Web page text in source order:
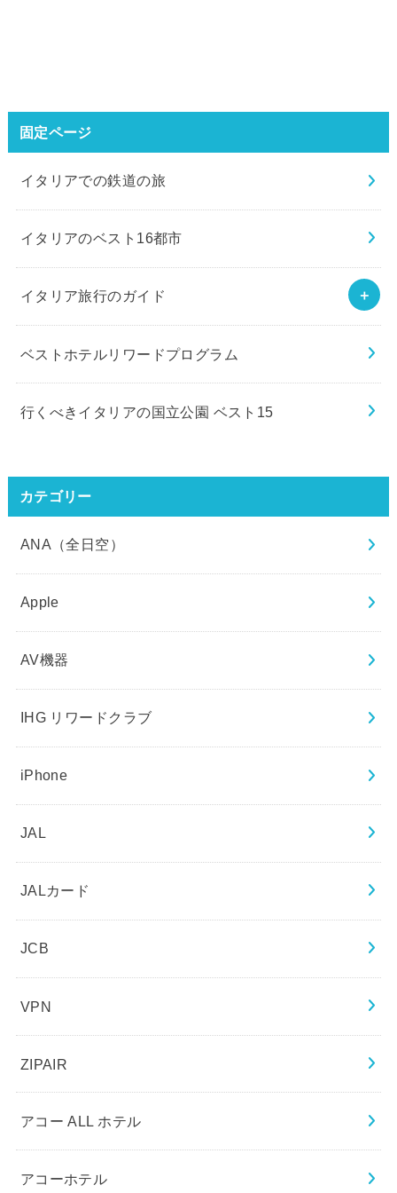
固定ページ
イタリアでの鉄道の旅
イタリアのベスト16都市
イタリア旅行のガイド
ベストホテルリワードプログラム
行くべきイタリアの国立公園 ベスト15
カテゴリー
ANA（全日空）
Apple
AV機器
IHG リワードクラブ
iPhone
JAL
JALカード
JCB
VPN
ZIPAIR
アコー ALL ホテル
アコーホテル